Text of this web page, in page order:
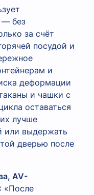
— без
за счёт
посудой и
и
деформации
и чашки с
оставаться
лучше
или выдержать
дверью после
AV-
«После